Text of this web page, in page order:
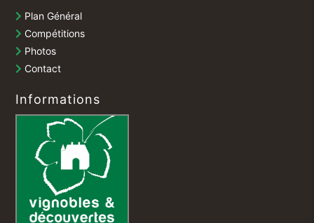
Plan Général
Compétitions
Photos
Contact
Informations